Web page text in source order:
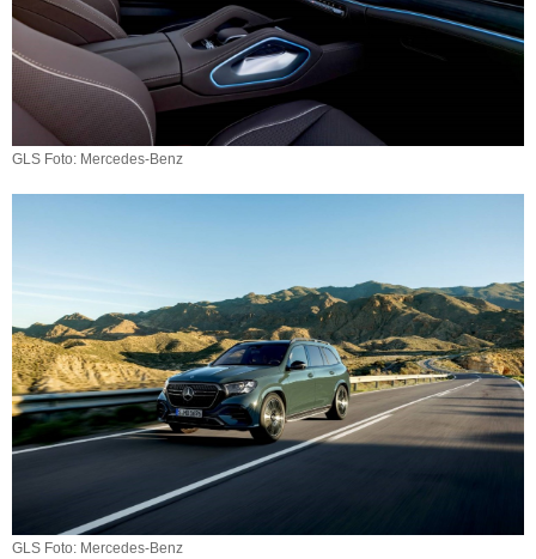
GLS Foto: Mercedes-Benz
GLS Foto: Mercedes-Benz